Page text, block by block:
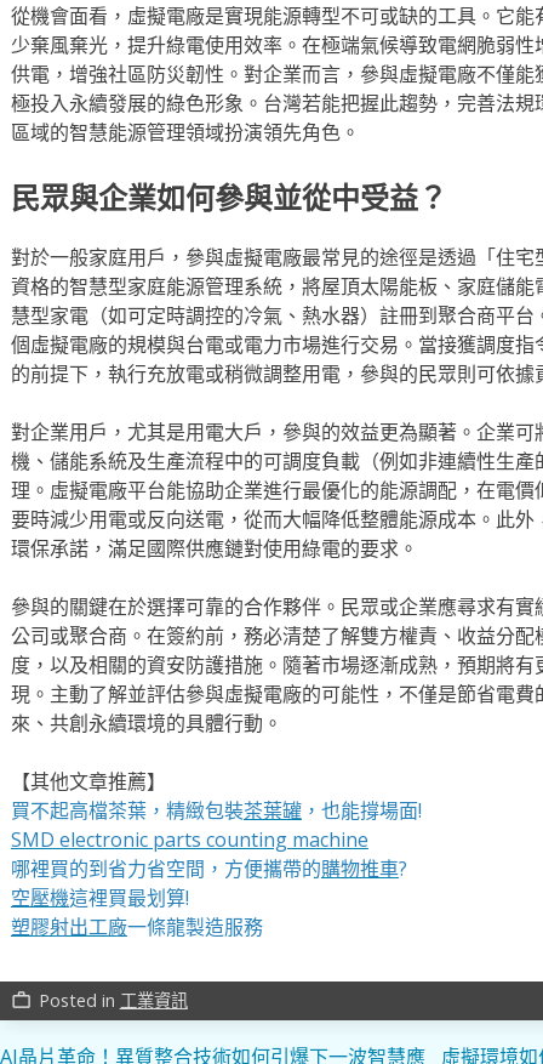
從機會面看，虛擬電廠是實現能源轉型不可或缺的工具。它
少棄風棄光，提升綠電使用效率。在極端氣候導致電網脆弱
供電，增強社區防災韌性。對企業而言，參與虛擬電廠不僅
極投入永續發展的綠色形象。台灣若能把握此趨勢，完善法
區域的智慧能源管理領域扮演領先角色。
民眾與企業如何參與並從中受益？
對於一般家庭用戶，參與虛擬電廠最常見的途徑是透過「住
資格的智慧型家庭能源管理系統，將屋頂太陽能板、家庭儲
慧型家電（如可定時調控的冷氣、熱水器）註冊到聚合商平
個虛擬電廠的規模與台電或電力市場進行交易。當接獲調度
的前提下，執行充放電或稍微調整用電，參與的民眾則可依
對企業用戶，尤其是用電大戶，參與的效益更為顯著。企業
機、儲能系統及生產流程中的可調度負載（例如非連續性生
理。虛擬電廠平台能協助企業進行最優化的能源調配，在電
要時減少用電或反向送電，從而大幅降低整體能源成本。此
環保承諾，滿足國際供應鏈對使用綠電的要求。
參與的關鍵在於選擇可靠的合作夥伴。民眾或企業應尋求有
公司或聚合商。在簽約前，務必清楚了解雙方權責、收益分
度，以及相關的資安防護措施。隨著市場逐漸成熟，預期將
現。主動了解並評估參與虛擬電廠的可能性，不僅是節省電
來、共創永續環境的具體行動。
【其他文章推薦】
買不起高檔茶葉，精緻包裝茶葉罐，也能撐場面!
SMD electronic parts counting machine
哪裡買的到省力省空間，方便攜帶的購物推車?
空壓機這裡買最划算!
塑膠射出工廠一條龍製造服務
work_outline Posted in 工業資訊
AI晶片革命！異質整合技術如何引爆下一波智慧應 虛擬環境